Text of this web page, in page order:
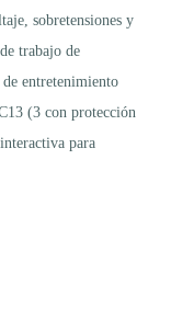
sobretensiones y
trabajo de
entretenimiento
(3 con protección
para